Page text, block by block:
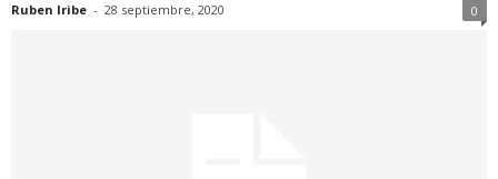
Ruben Iribe - 28 septiembre, 2020 0